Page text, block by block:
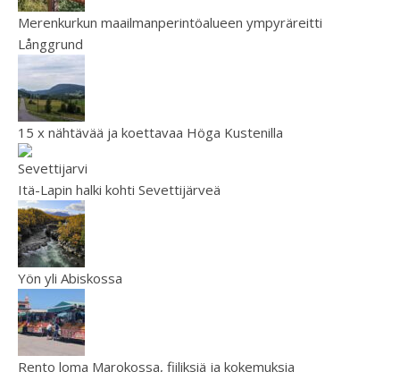
Merenkurkun maailmanperintöalueen ympyräreitti
Långgrund
15 x nähtävää ja koettavaa Höga Kustenilla
Itä-Lapin halki kohti Sevettijärveä
Yön yli Abiskossa
Rento loma Marokossa, fiiliksiä ja kokemuksia